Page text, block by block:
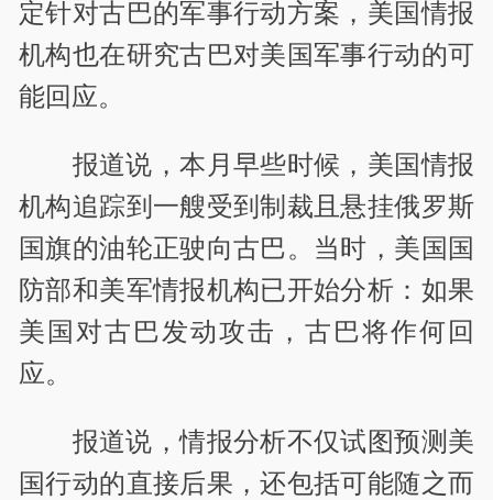
定针对古巴的军事行动方案，美国情报
机构也在研究古巴对美国军事行动的可
能回应。
报道说，本月早些时候，美国情报
机构追踪到一艘受到制裁且悬挂俄罗斯
国旗的油轮正驶向古巴。当时，美国国
防部和美军情报机构已开始分析：如果
美国对古巴发动攻击，古巴将作何回
应。
报道说，情报分析不仅试图预测美
国行动的直接后果，还包括可能随之而